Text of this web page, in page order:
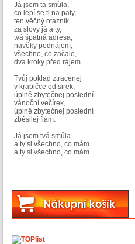
Já jsem ta smůla,
co lepí se ti na paty,
ten věčný otazník
za slovy já a ty,
tvá špatná adresa,
navěky podnájem,
všechno, co začalo,
dva kroky před rájem.
Tvůj poklad ztracenej
v krabičce od sirek,
úplně zbytečnej poslední
vánoční večírek,
úplně zbytečnej poslední
zběsilej flám.
Já jsem tvá smůla
a ty si všechno, co mám
a ty si všechno, co mám.